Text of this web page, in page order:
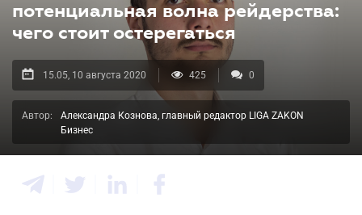
потенциальная волна рейдерства:
чего стоит остерегаться
15.05, 10 августа 2020 425 0
Автор:
Александра Кознова, главный редактор LIGA ZAKON
Бизнес